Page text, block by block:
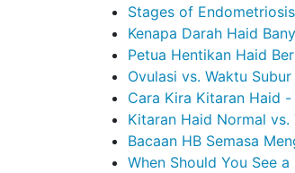
Stages of
Kenapa Darah Haid
Petua Hentikan Haid
Ovulasi vs. Waktu
Cara Kira Kitaran Haid
Kitaran Haid Normal
Bacaan HB Semasa
When Should You See